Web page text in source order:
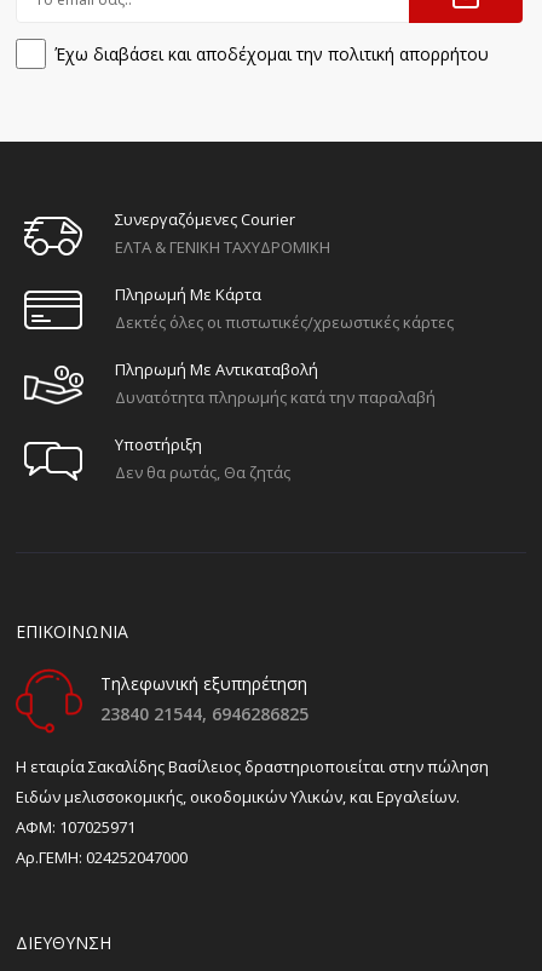
Έχω διαβάσει και αποδέχομαι την πολιτική απορρήτου
Συνεργαζόμενες Courier
ΕΛΤΑ & ΓΕΝΙΚΗ ΤΑΧΥΔΡΟΜΙΚΗ
Πληρωμή Με Κάρτα
Δεκτές όλες οι πιστωτικές/χρεωστικές κάρτες
Πληρωμή Με Αντικαταβολή
Δυνατότητα πληρωμής κατά την παραλαβή
Υποστήριξη
Δεν θα ρωτάς, Θα ζητάς
ΕΠΙΚΟΙΝΩΝΙΑ
Τηλεφωνική εξυπηρέτηση
23840 21544, 6946286825
H εταιρία Σακαλίδης Βασίλειος δραστηριοποιείται στην πώληση
Ειδών μελισσοκομικής, οικοδομικών Υλικών, και Εργαλείων.
ΑΦΜ: 107025971
Αρ.ΓΕΜΗ: 024252047000
ΔΙΕΎΘΥΝΣΗ